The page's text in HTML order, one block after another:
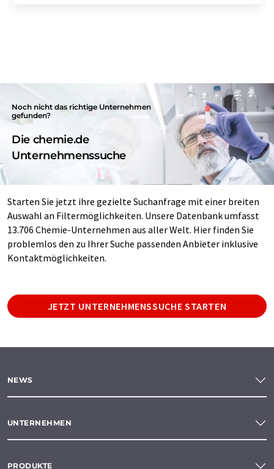
Noch nicht das richtige Unternehmen
gefunden?
Die chemie.de
Unternehmenssuche
Starten Sie jetzt ihre gezielte Suchanfrage mit einer breiten
Auswahl an Filtermöglichkeiten. Unsere Datenbank umfasst
13.706 Chemie-Unternehmen aus aller Welt. Hier finden Sie
problemlos den zu Ihrer Suche passenden Anbieter inklusive
Kontaktmöglichkeiten.
JETZT UNTERNEHMENSSUCHE STARTEN
NEWS
UNTERNEHMEN
PRODUKTE